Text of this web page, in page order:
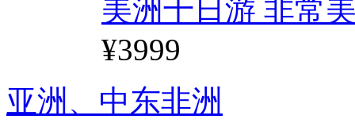
美洲十日游 非常
¥3999
亚洲、 中东非洲